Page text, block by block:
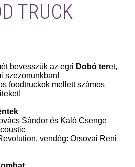
TRUCK
bevesszük az egri Dobó teret,
szezonunkban!
foodtruckok mellett számos
Sándor és Kaló Csenge
vendég: Orsovai Reni